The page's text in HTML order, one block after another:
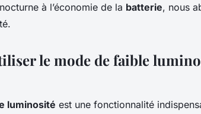
nocturne à l’économie de la batterie, nous
le mode de faible
luminosité est une fonctionnalité